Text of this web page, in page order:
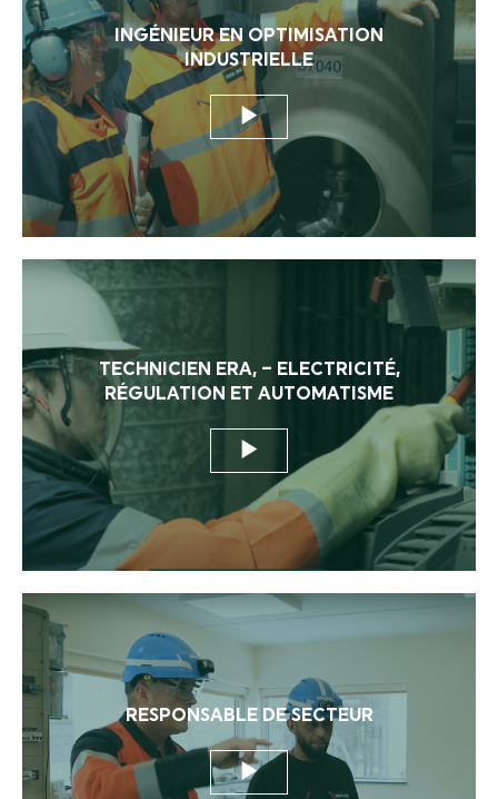
INGÉNIEUR EN OPTIMISATION
INDUSTRIELLE
TECHNICIEN ERA, – ELECTRICITÉ,
RÉGULATION ET AUTOMATISME
RESPONSABLE DE SECTEUR